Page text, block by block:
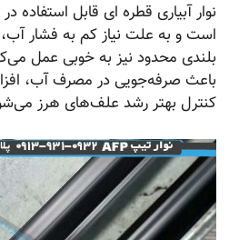
نوار آبیاری قطره ای قابل استفاده در
است و به علت نیاز کم به فشار آب، در
بلندی محدود نیز به خوبی عمل
باعث صرفه‌جویی در مصرف آب،
کنترل بهتر رشد علف‌های هرز می‌شود.